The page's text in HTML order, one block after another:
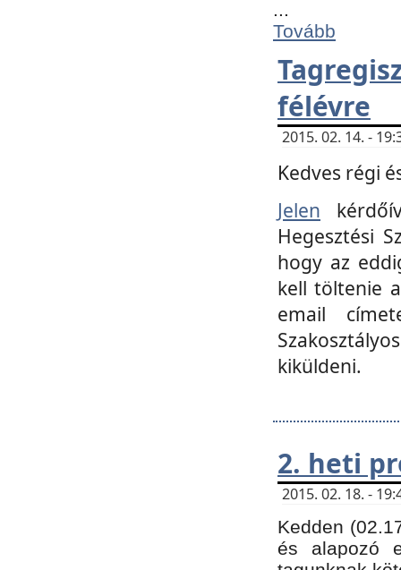
...
Tovább
félévre
2015. 02. 14. -
Kedves régi
Jelen
Hegesztési
hogy az
kell töltenie
email
kiküldeni.
2. heti
2015. 02. 18. -
Kedden
és alapozó